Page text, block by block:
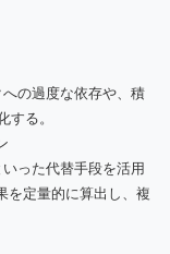
する。
を定量的に算出し、複